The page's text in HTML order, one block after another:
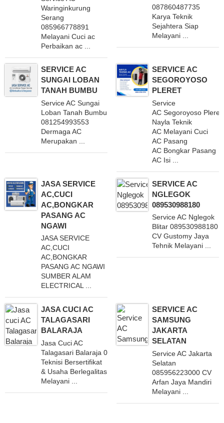
Waringinkurung
Serang
085966778891
Melayani Cuci ac
Perbaikan ac ...
087860487735
Karya Teknik
Sejahtera Siap
Melayani ...
SERVICE AC
SUNGAI LOBAN
TANAH BUMBU
Service AC Sungai
Loban Tanah Bumbu
081254993553
Dermaga AC
Merupakan ...
SERVICE AC
SEGOROYOSO
PLERET
Service
AC Segoroyoso
Nayla Teknik
AC Melayani Cuci
AC Pasang
AC Bongkar Pasang
AC Isi ...
JASA SERVICE
AC,CUCI
AC,BONGKAR
PASANG AC
NGAWI
JASA SERVICE
AC,CUCI
AC,BONGKAR
PASANG AC NGAWI
SUMBER ALAM
ELECTRICAL ...
SERVICE AC
NGLEGOK
089530988180
Service AC Nglegok
Blitar 089530988180
CV Gustomy Jaya
Tehnik Melayani ...
JASA CUCI AC
TALAGASARI
BALARAJA
Jasa Cuci AC
Talagasari Balaraja 081385846234 Dengan
Teknisi Bersertifikat
& Usaha Berlegalitas
Melayani ...
SERVICE AC
SAMSUNG
JAKARTA
SELATAN
Service AC Jakarta
Selatan
085956223000 CV
Arfan Jaya Mandiri
Melayani ...